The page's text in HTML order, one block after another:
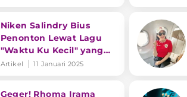
Niken Salindry Bius
Penonton Lewat Lagu
"Waktu Ku Kecil" yang
Viral di Media Sosial
Artikel 11 Januari 2025
Geger! Rhoma Irama